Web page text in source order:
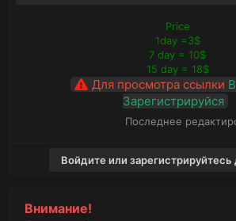
Price
1day =3$
7 day = 10$
15 day = 18$
Для просмотра ссылки
Зарегистрируйся
Последнее
Войдите или зарегистрируйтесь
Внимание!